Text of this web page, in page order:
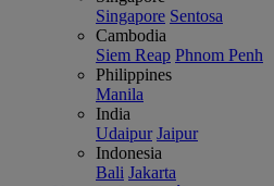
Singapore Sentosa
Cambodia
Siem Reap Phnom Penh
Philippines
Manila
India
Udaipur Jaipur
Indonesia
Bali Jakarta